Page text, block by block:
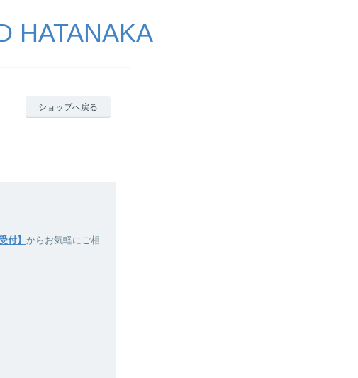
HATANAKA
ショップへ戻る
付】 からお気軽にご相